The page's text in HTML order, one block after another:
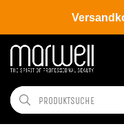
Shop Brands Wella